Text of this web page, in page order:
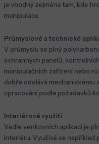
je vhodný zejména tam, kde
manipulace.
Průmyslové a technické
V průmyslu se plný
ochranných panelů,
manipulačních zařízení nebo
dobře odolává mechanickému
opracování podle požadavků
Interiérové využití
Vedle venkovních aplikací je
interiéru. Využívá se například